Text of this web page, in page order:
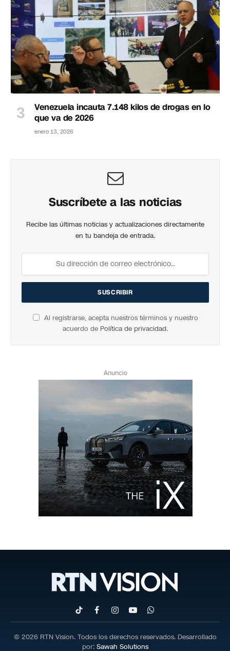
Venezuela incauta 7.148 kilos de drogas en lo
que va de 2026
enero 13, 2026
Suscríbete a las noticias
Recibe las últimas noticias y actualizaciones directamente
en tu bandeja de entrada.
Al registrarse, acepta nuestros términos y nuestro
acuerdo de Política de privacidad.
Anuncio
TikTokFacebookInstagram
YouTubeWhatsApp
© 2026 RTN Vision. Todos los derechos reservados. Desarrollado
por: Sawah Solutions